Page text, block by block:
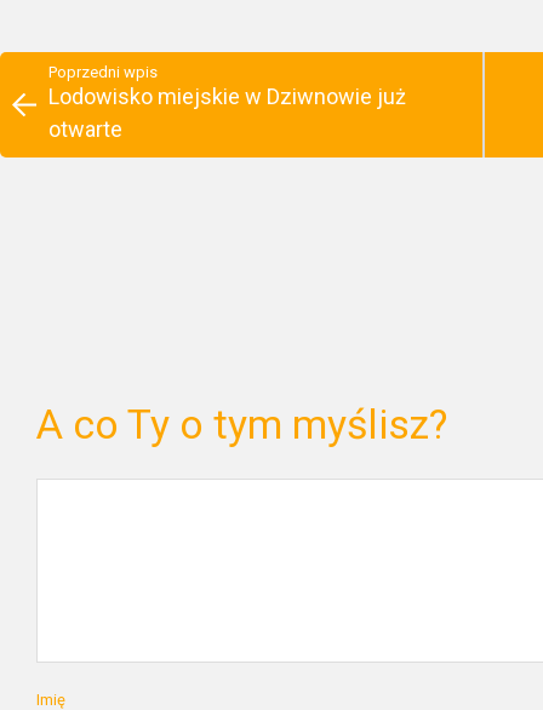
Poprzedni wpis
Lodowisko miejskie w Dziwnowie już
otwarte
A co Ty o tym myślisz?
Imię